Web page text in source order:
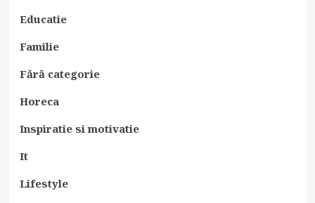
Educatie
Familie
Fără categorie
Horeca
Inspiratie si motivatie
It
Lifestyle